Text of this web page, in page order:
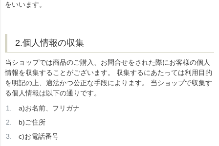
をいいます。
2.個人情報の収集
当ショップでは商品のご購入、お問合せをされた際にお客様の個人
情報を収集することがございます。 収集するにあたっては利用目的
を明記の上、適法かつ公正な手段によります。 当ショップで収集す
る個人情報は以下の通りです。
a)お名前、フリガナ
b)ご住所
c)お電話番号